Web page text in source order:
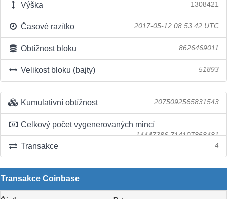
Výška 1308421
Časové razítko 2017-05-12 08:53:42 UTC
Obtížnost bloku 8626469011
Velikost bloku (bajty) 51893
Kumulativní obtížnost 2075092565831543
Celkový počet vygenerovaných mincí
14447386.714197868481
Transakce 4
Transakce Coinbase